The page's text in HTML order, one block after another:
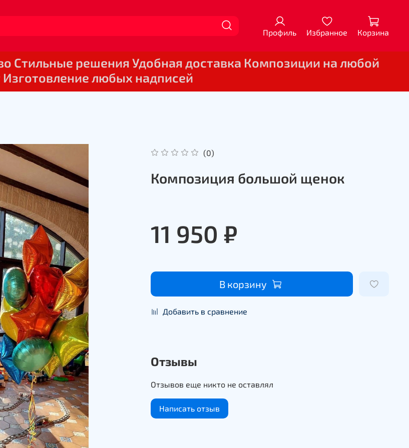
Профиль Избранное Корзина
Стильные решения Удобная доставка Композиции на любой
любых надписей
(0)
Композиция большой щенок
11 950 ₽
В корзину
Добавить в сравнение
Отзывы
Отзывов еще никто не оставлял
Написать отзыв